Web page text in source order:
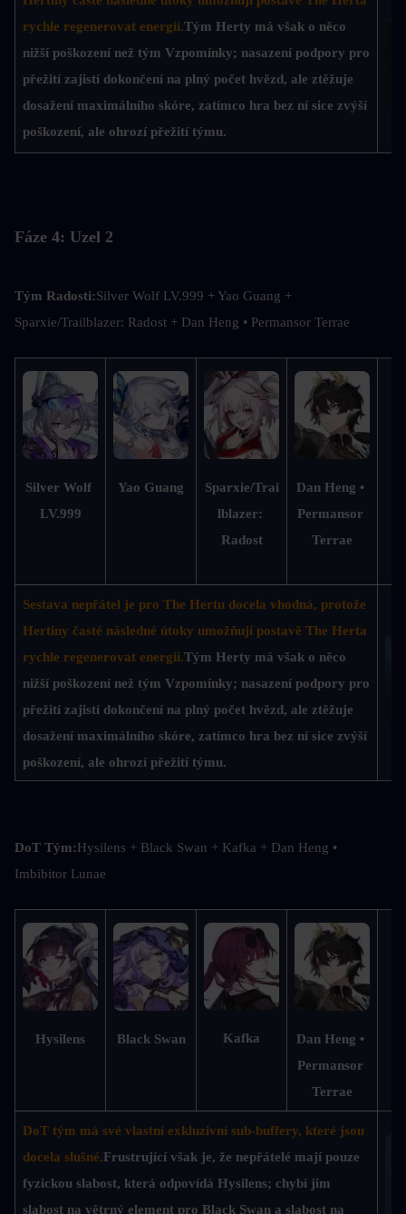
rychle regenerovat energii.Tým Herty má však o něco
nižší poškození než tým Vzpomínky; nasazení podpory pro
přežití zajistí dokončení na plný počet hvězd, ale ztěžuje
dosažení maximálního skóre, zatímco hra bez ní sice zvýší
poškození, ale ohrozí přežití týmu.
Fáze 4: Uzel 2
Tým Radosti:Silver Wolf LV.999 + Yao Guang +
Sparxie/Trailblazer: Radost + Dan Heng • Permansor Terrae
Silver Wolf
LV.999
Yao Guang
Sparxie/Trai
lblazer:
Radost
Dan Heng •
Permansor
Terrae
Sestava nepřátel je pro The Hertu docela vhodná, protože
Hertiny časté následné útoky umožňují postavě The Herta
rychle regenerovat energii.Tým Herty má však o něco
nižší poškození než tým Vzpomínky; nasazení podpory pro
přežití zajistí dokončení na plný počet hvězd, ale ztěžuje
dosažení maximálního skóre, zatímco hra bez ní sice zvýší
poškození, ale ohrozí přežití týmu.
DoT Tým:Hysilens + Black Swan + Kafka + Dan Heng •
Imbibitor Lunae
Hysilens Black Swan Kafka
Dan Heng •
Permansor
Terrae
DoT tým má své vlastní exkluzivní sub-buffery, které jsou
docela slušné.Frustrující však je, že nepřátelé mají pouze
fyzickou slabost, která odpovídá Hysilens; chybí jim
slabost na větrný element pro Black Swan a slabost na